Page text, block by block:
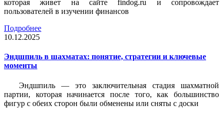
которая живет на сайте findog.ru и сопровождает
пользователей в изучении финансов
Подробнее
10.12.2025
Эндшпиль в шахматах: понятие, стратегии и ключевые
моменты
Эндшпиль — это заключительная стадия шахматной
партии, которая начинается после того, как большинство
фигур с обеих сторон были обменены или сняты с доски